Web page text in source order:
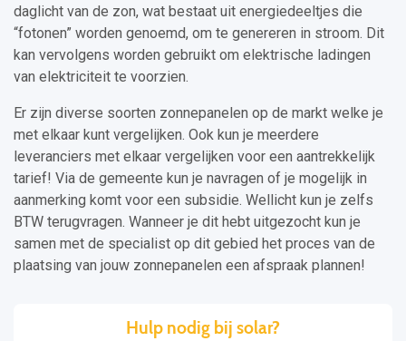
daglicht van de zon, wat bestaat uit energiedeeltjes die
“fotonen” worden genoemd, om te genereren in stroom. Dit
kan vervolgens worden gebruikt om elektrische ladingen
van elektriciteit te voorzien.
Er zijn diverse soorten zonnepanelen op de markt welke je
met elkaar kunt vergelijken. Ook kun je meerdere
leveranciers met elkaar vergelijken voor een aantrekkelijk
tarief! Via de gemeente kun je navragen of je mogelijk in
aanmerking komt voor een subsidie. Wellicht kun je zelfs
BTW terugvragen. Wanneer je dit hebt uitgezocht kun je
samen met de specialist op dit gebied het proces van de
plaatsing van jouw zonnepanelen een afspraak plannen!
Hulp nodig bij solar?